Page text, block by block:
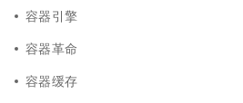
容器引擎
容器革命
容器缓存